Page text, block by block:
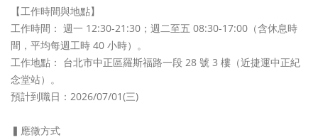
【工作時間與地點】
工作時間： 週一 12:30-21:30；週二至五 08:30-17:00（含休息時
間，平均每週工時 40 小時）。
工作地點： 台北市中正區羅斯福路一段 28 號 3 樓（近捷運中正紀
念堂站）。
預計到職日：2026/07/01(三)
▍應徵方式